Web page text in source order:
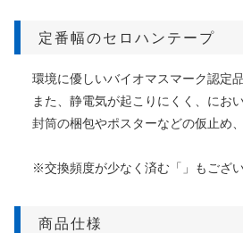
定番幅のセロハンテープ
環境に優しいバイオマスマーク認定
また、静電気が起こりにくく、にお
封筒の梱包やポスターなどの仮止め
※交換頻度が少なく済む「」もござい
商品仕様